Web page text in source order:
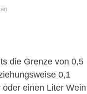
die Grenze von 0,5
0,1
einen Liter Wein